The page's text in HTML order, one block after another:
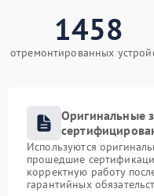
1458
отремонтированных
Оригинальные
Используются
прошедшие
корректную работу
гарантийных